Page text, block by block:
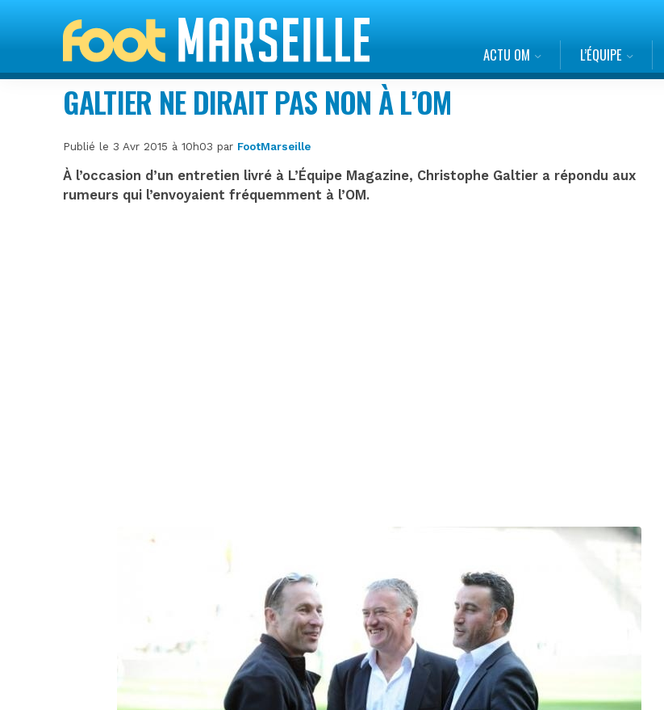
ACTU OM L’ÉQUIPE
GALTIER NE DIRAIT PAS NON À L’OM
Publié le 3 Avr 2015 à 10h03 par FootMarseille
À l’occasion d’un entretien livré à L’Équipe Magazine, Christophe Galtier a répondu aux
rumeurs qui l’envoyaient fréquemment à l’OM.